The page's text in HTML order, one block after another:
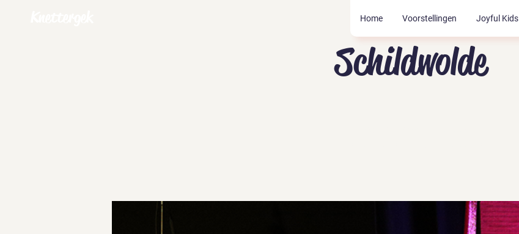
Home Voorstellingen Joyful Kids
Schildwolde